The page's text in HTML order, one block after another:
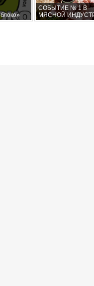
СОБЫТИЕ № 1 В
МЯСНОЙ